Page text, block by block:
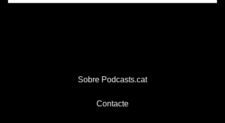
Sobre Podcasts.cat
Contacte